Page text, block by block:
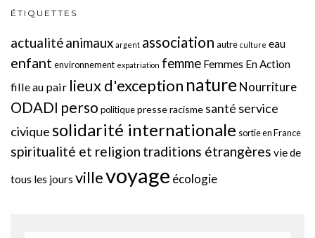
ÉTIQUETTES
actualitéanimaux argent association autre culture eau
enfant environnement expatriation femme Femmes En Action
fille au pair lieux d'exception natureNourriture
ODADI perso politiquepresseracisme santé service
civiquesolidarité internationale sortie en France
spiritualité et religion traditions étrangères vie de
tous les jours villevoyage écologie